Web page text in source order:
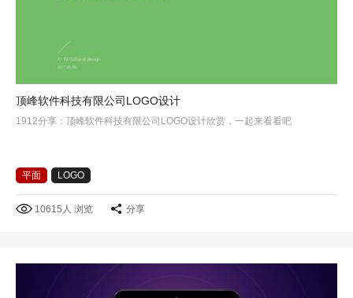
顶峰软件科技有限公司LOGO设计
1912分享：顶峰软件科技有限公司LOGO设计欣赏，一起来看看吧
平面 LOGO
10615人 浏览 分享